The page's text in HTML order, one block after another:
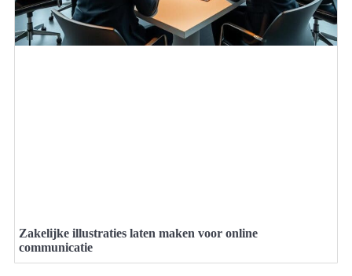
Zakelijke illustraties laten maken voor online
communicatie